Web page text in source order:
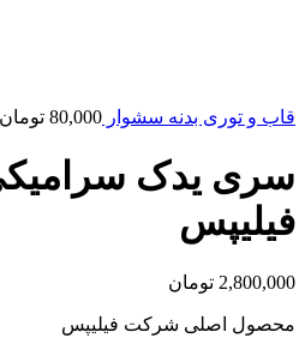
قاب و توری بدنه سشوار 80,000 تومان
سری یدک سرامیکی
فیلیپس
2,800,000 تومان
محصول اصلی شرکت فیلیپس